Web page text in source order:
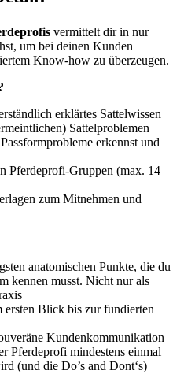
vermittelt dir in nur
um bei deinen Kunden
Know-how zu überzeugen.
erklärtes Sattelwissen
Sattelproblemen
erkennst und
Pferdeprofi-Gruppen (max. 14
zum Mitnehmen und
anatomischen Punkte, die du
kennen musst. Nicht nur als
ersten Blick bis zur fundierten
Kundenkommunikation
Pferdeprofi mindestens einmal
(und die Do’s and Dont‘s)